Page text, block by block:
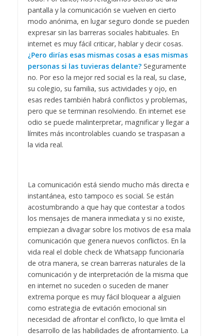
pantalla y la comunicación se vuelven en cierto
modo anónima, en lugar seguro donde se pueden
expresar sin las barreras sociales habituales. En
internet es muy fácil criticar, hablar y decir cosas.
¿Pero dirías esas mismas cosas a esas mismas
personas si las tuvieras delante?Seguramente
no. Por eso la mejor red social es la real, su clase,
su colegio, su familia, sus actividades y ojo, en
esas redes también habrá conflictos y problemas,
pero que se terminan resolviendo. En internet ese
odio se puede malinterpretar, magnificar y llegar a
límites más incontrolables cuando se traspasan a
la vida real.
La comunicación está siendo mucho más directa e
instantánea, esto tampoco es social. Se están
acostumbrando a que hay que contestar a todos
los mensajes de manera inmediata y si no existe,
empiezan a divagar sobre los motivos de esa mala
comunicación que genera nuevos conflictos. En la
vida real el doble check de Whatsapp funcionaría
de otra manera, se crean barreras naturales de la
comunicación y de interpretación de la misma que
en internet no suceden o suceden de maner
extrema porque es muy fácil bloquear a alguien
como estrategia de evitación emocional sin
necesidad de afrontar el conflicto, lo que limita el
desarrollo de las habilidades de afrontamiento. La